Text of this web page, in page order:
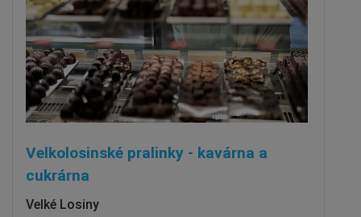
Velkolosinské pralinky - kavárna a
cukrárna
Velké Losiny